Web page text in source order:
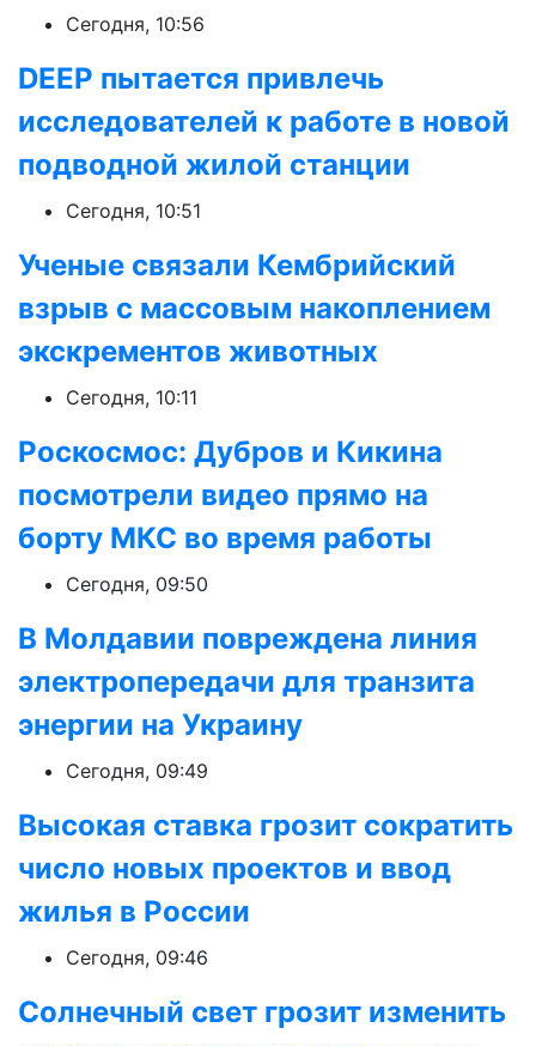
Сегодня, 10:56
DEEP пытается привлечь
исследователей к работе в новой
подводной жилой станции
Сегодня, 10:51
Ученые связали Кембрийский
взрыв с массовым накоплением
экскрементов животных
Сегодня, 10:11
Роскосмос: Дубров и Кикина
посмотрели видео прямо на
борту МКС во время работы
Сегодня, 09:50
В Молдавии повреждена линия
электропередачи для транзита
энергии на Украину
Сегодня, 09:49
Высокая ставка грозит сократить
число новых проектов и ввод
жилья в России
Сегодня, 09:46
Солнечный свет грозит изменить